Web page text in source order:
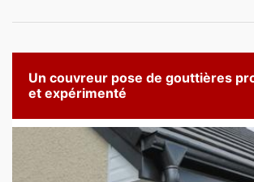
Un couvreur pose de gouttières
et expérimenté